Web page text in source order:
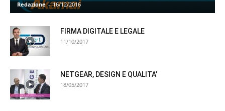
Redazione - 16/12/2016
FIRMA DIGITALE E LEGALE
11/10/2017
NETGEAR, DESIGN E QUALITA’
18/05/2017